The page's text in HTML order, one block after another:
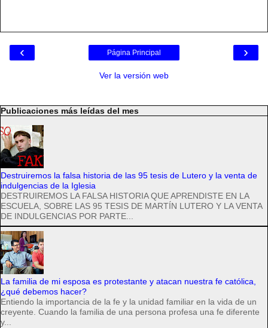
‹ ›
Página Principal
Ver la versión web
Publicaciones más leídas del mes
Destruiremos la falsa historia de las 95 tesis de Lutero y la venta de
indulgencias de la Iglesia
DESTRUIREMOS LA FALSA HISTORIA QUE APRENDISTE EN LA
ESCUELA, SOBRE LAS 95 TESIS DE MARTÍN LUTERO Y LA VENTA
DE INDULGENCIAS POR PARTE...
La familia de mi esposa es protestante y atacan nuestra fe católica,
¿qué debemos hacer?
Entiendo la importancia de la fe y la unidad familiar en la vida de un
creyente. Cuando la familia de una persona profesa una fe diferente
y...